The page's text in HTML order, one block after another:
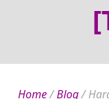
Home/Blog/